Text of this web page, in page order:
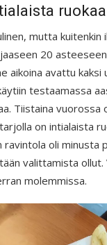
ruokaa
mutta kuitenkin
20
aikoina avattu kaksi
testaamassa
Tiistaina vuorossa
on intialaista
ravintola oli minusta
valittamista
molemmissa.